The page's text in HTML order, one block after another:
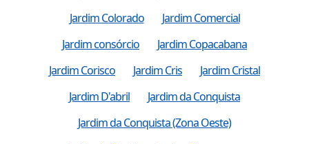
Jardim Colorado
Jardim Comercial
Jardim consórcio
Jardim Copacabana
Jardim Corisco
Jardim Cris
Jardim Cristal
Jardim D'abril
Jardim da Conquista
Jardim da Conquista (Zona Oeste)